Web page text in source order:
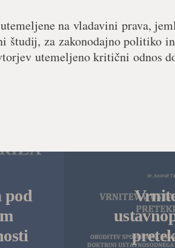
na vladavini prava,
študij, za zakonodajno politiko
utemeljeno kritični odnos
pod